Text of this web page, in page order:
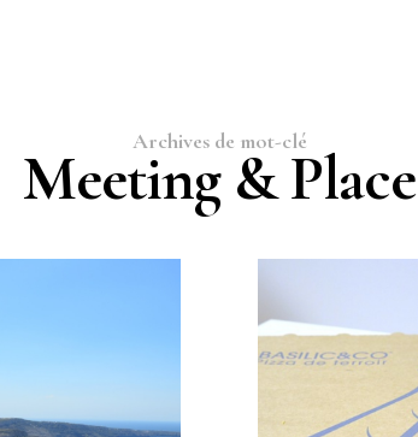
Archives de mot-clé
Meeting & Place